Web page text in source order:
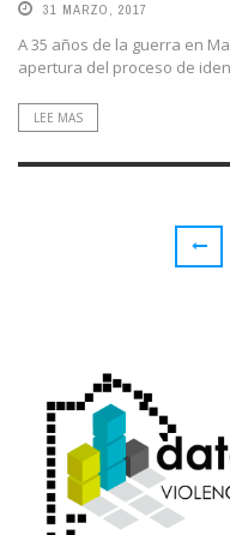
31 MARZO, 2017
A 35 años de la guerra en
apertura del proceso de
LEE MAS